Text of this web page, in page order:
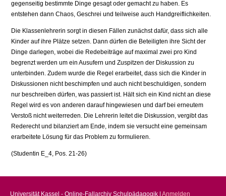
gegenseitig bestimmte Dinge gesagt oder gemacht zu haben. Es
entstehen dann Chaos, Geschrei und teilweise auch Handgreiflichkeiten.
Die Klassenlehrerin sorgt in diesen Fällen zunächst dafür, dass sich alle
Kinder auf ihre Plätze setzen. Dann dürfen die Beteiligten ihre Sicht der
Dinge darlegen, wobei die Redebeiträge auf maximal zwei pro Kind
begrenzt werden um ein Ausufern und Zuspitzen der Diskussion zu
unterbinden. Zudem wurde die Regel erarbeitet, dass sich die Kinder in
Diskussionen nicht beschimpfen und auch nicht beschuldigen, sondern
nur beschreiben dürfen, was passiert ist. Hält sich ein Kind nicht an diese
Regel wird es von anderen darauf hingewiesen und darf bei erneutem
Verstoß nicht weiterreden. Die Lehrerin leitet die Diskussion, vergibt das
Rederecht und bilanziert am Ende, indem sie versucht eine gemeinsam
erarbeitete Lösung für das Problem zu formulieren.
(Studentin E_4, Pos. 21-26)
Universität Kassel - Online-Fallarchiv Schulpädagogik | Anmelden